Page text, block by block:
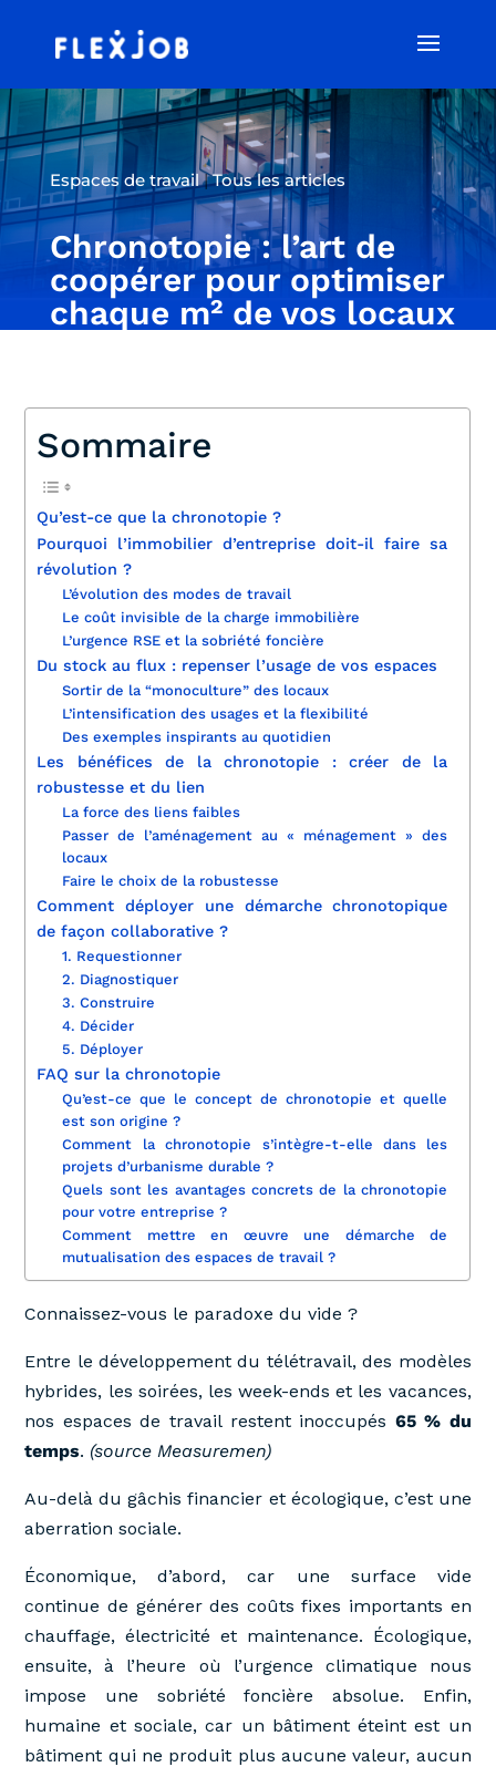
Espaces de travail|Tous les articles
Chronotopie : l’art de
coopérer pour optimiser
chaque m² de vos locaux
Sommaire
Qu’est-ce que la chronotopie ?
Pourquoi l’immobilier d’entreprise doit-il faire sa
révolution ?
L’évolution des modes de travail
Le coût invisible de la charge immobilière
L’urgence RSE et la sobriété foncière
Du stock au flux : repenser l’usage de vos espaces
Sortir de la “monoculture” des locaux
L’intensification des usages et la flexibilité
Des exemples inspirants au quotidien
Les bénéfices de la chronotopie : créer de la
robustesse et du lien
La force des liens faibles
Passer de l’aménagement au « ménagement » des
locaux
Faire le choix de la robustesse
Comment déployer une démarche chronotopique
de façon collaborative ?
1. Requestionner
2. Diagnostiquer
3. Construire
4. Décider
5. Déployer
FAQ sur la chronotopie
Qu’est-ce que le concept de chronotopie et quelle
est son origine ?
Comment la chronotopie s’intègre-t-elle dans les
projets d’urbanisme durable ?
Quels sont les avantages concrets de la chronotopie
pour votre entreprise ?
Comment mettre en œuvre une démarche de
mutualisation des espaces de travail ?
Connaissez-vous le paradoxe du vide ?
Entre le développement du télétravail, des modèles
hybrides, les soirées, les week-ends et les vacances,
nos espaces de travail restent inoccupés 65 % du
temps. (source Measuremen)
Au-delà du gâchis financier et écologique, c’est une
aberration sociale.
Économique, d’abord, car une surface vide
continue de générer des coûts fixes importants en
chauffage, électricité et maintenance. Écologique,
ensuite, à l’heure où l’urgence climatique nous
impose une sobriété foncière absolue. Enfin,
humaine et sociale, car un bâtiment éteint est un
bâtiment qui ne produit plus aucune valeur, aucun